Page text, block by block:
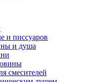
и писсуаров
и душа
смесителей